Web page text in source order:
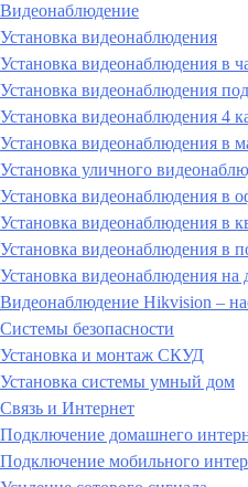
Видеонаблюдение
Установка видеонаблюдения
Установка видеонаблюдения в
Установка видеонаблюдения
Установка видеонаблюдения 4
Установка видеонаблюдения в
Установка уличного
Установка видеонаблюдения в
Установка видеонаблюдения в
Установка видеонаблюдения в
Установка видеонаблюдения на
Видеонаблюдение Hikvision –
Системы безопасности
Установка и монтаж СКУД
Установка системы умный дом
Связь и Интернет
Подключение домашнего
Подключение мобильного